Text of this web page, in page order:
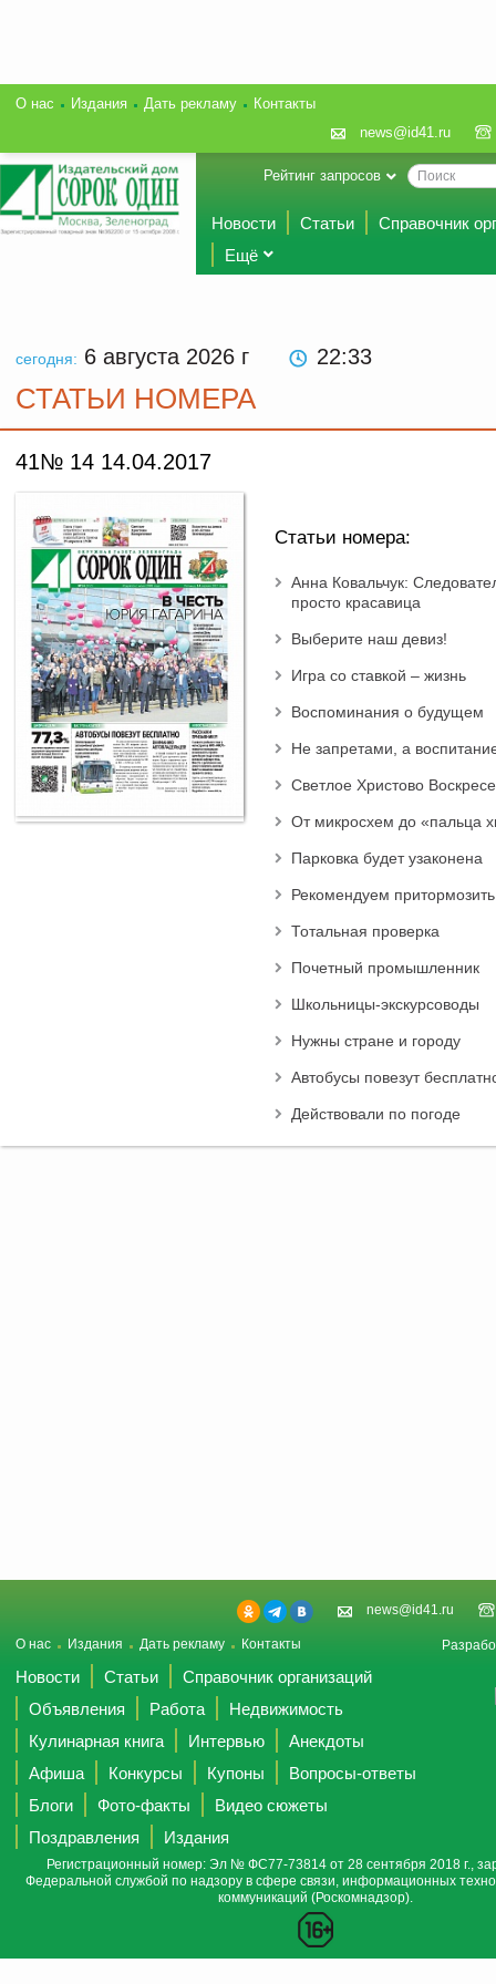
О нас Издания Дать рекламу
Контакты
news@id41.ru
Рейтинг запросов
Новости Статьи
Справочник
Ещё
сегодня: 6 августа 2026 г 22:33
СТАТЬИ НОМЕРА
41№ 14 14.04.2017
Статьи номера:
Анна Ковальчук:
просто красавица
Выберите наш девиз!
Игра со ставкой – жизнь
Воспоминания о будущем
Не запретами, а
Светлое Христово
От микросхем до «пальца
Парковка будет узаконена
Рекомендуем
Тотальная проверка
Почетный промышленник
Школьницы-экскурсоводы
Нужны стране и городу
Автобусы повезут
Действовали по погоде
news@id41.ru
О нас Издания Дать рекламу Контакты
Новости Статьи
Справочник организаций
Объявления
Работа
Недвижимость
Кулинарная книга
Интервью
Анекдоты
Афиша
Конкурсы Купоны
Вопросы-ответы
Блоги
Фото-факты
Видео сюжеты
Поздравления
Издания
Регистрационный номер: Эл № ФС77-73814 от 28 сентября 2018 г.,
Федеральной службой по надзору в сфере связи, информационных
коммуникаций (Роскомнадзор).